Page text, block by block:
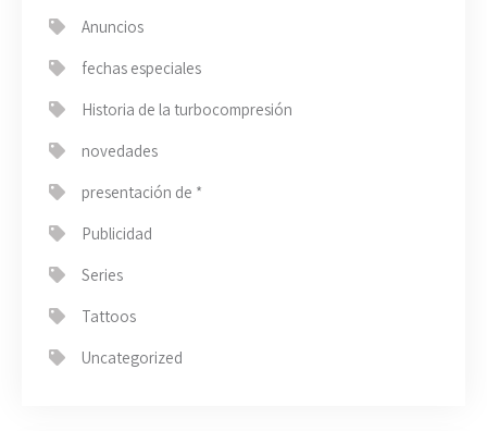
Anuncios
fechas especiales
Historia de la turbocompresión
novedades
presentación de *
Publicidad
Series
Tattoos
Uncategorized